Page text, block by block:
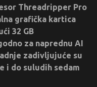
Threadripper Pro
grafička kartica
32 GB
za naprednu AI
zadivljujuće su
i do suludih sedam